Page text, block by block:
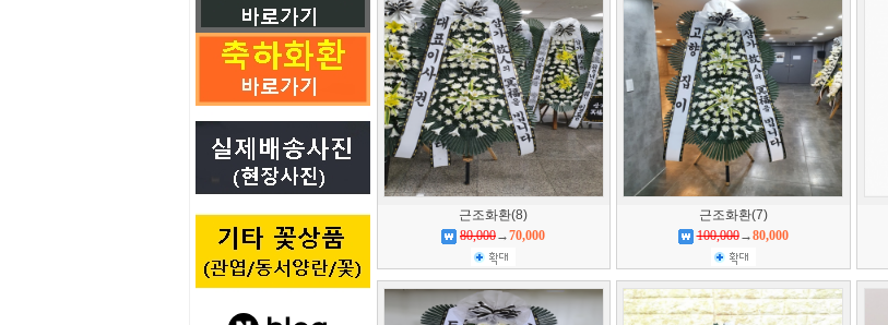
근조화환(8)
80,000→70,000
근조화환(7)
100,000→80,000